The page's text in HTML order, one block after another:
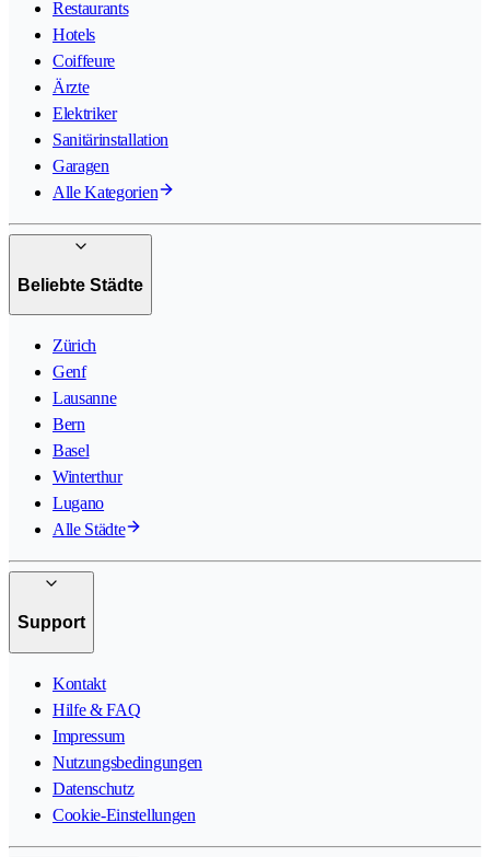
Restaurants
Hotels
Coiffeure
Ärzte
Elektriker
Sanitärinstallation
Garagen
Alle Kategorien
Beliebte Städte
Zürich
Genf
Lausanne
Bern
Basel
Winterthur
Lugano
Alle Städte
Support
Kontakt
Hilfe & FAQ
Impressum
Nutzungsbedingungen
Datenschutz
Cookie-Einstellungen